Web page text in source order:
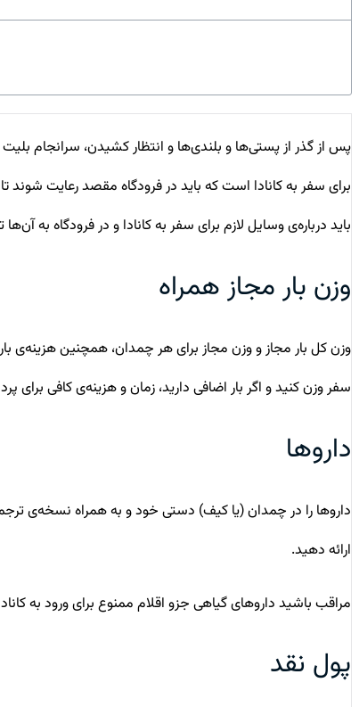
پس از گذر از پستی‌ها و بلندی‌ها و انتظار کشیدن، سرانجام
برای سفر به کانادا است که باید در فرودگاه مقصد رعایت
باید درباره‌ی وسایل لازم برای سفر به کانادا و در فرودگاه به
وزن بار مجاز همراه
وزن کل بار مجاز و وزن مجاز برای هر چمدان، همچنین هزینه‌ی
سفر وزن کنید و اگر بار اضافی دارید، زمان و هزینه‌ی کافی برای
داروها
داروها را در چمدان (یا کیف) دستی خود و به همراه نسخه‌ی
ارائه دهید.
مراقب باشید داروهای گیاهی جزو اقلام ممنوع برای ورود به
پول نقد